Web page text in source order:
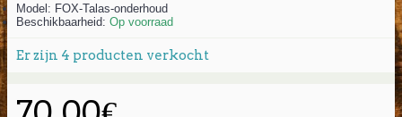
Model: FOX-Talas-onderhoud
Beschikbaarheid: Op voorraad
Er zijn 4 producten verkocht